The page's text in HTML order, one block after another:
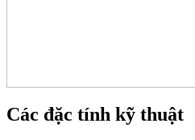
Các đặc tính kỹ thuật